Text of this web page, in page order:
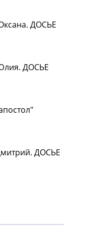
ДОСЬЕ
ДОСЬЕ
ДОСЬЕ